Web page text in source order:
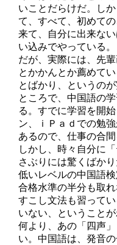
いことだらけだ。し
て、すべて、初めて
来て、自分に出来な
い込みでやっている。
だが、実際には、先
とかかんとか薦めて
とばかり、というのが
ところで、中国語の
る。すでに学習を開
ン、ｉＰａｄでの勉
あるので、仕事の合
しかし、時々自分に
さぶりには驚くばか
低いレベルの中国語
合格水準の半分も取
すこし文法も習って
いない、ということが
何より、あの「四声
い。中国語は、発音